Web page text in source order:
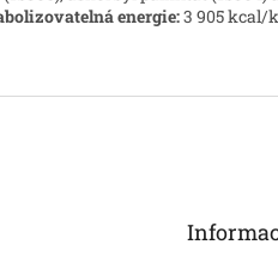
energie:3 905 kcal/